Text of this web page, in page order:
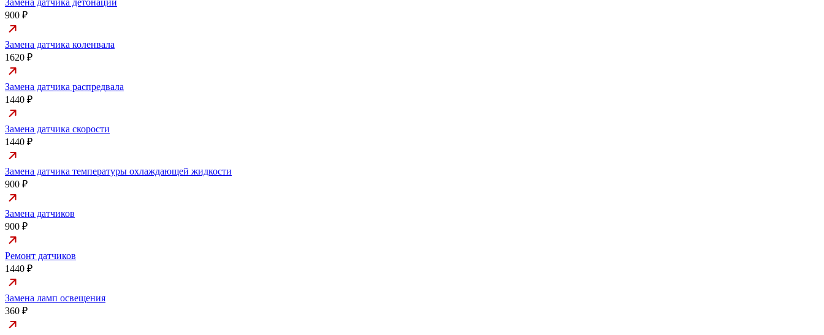
Замена датчика детонации
900 ₽
Замена датчика коленвала
1620 ₽
Замена датчика распредвала
1440 ₽
Замена датчика скорости
1440 ₽
Замена датчика температуры охлаждающей жидкости
900 ₽
Замена датчиков
900 ₽
Ремонт датчиков
1440 ₽
Замена ламп освещения
360 ₽